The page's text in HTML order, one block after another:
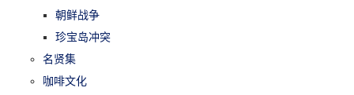
朝鲜战争
珍宝岛冲突
名贤集
咖啡文化